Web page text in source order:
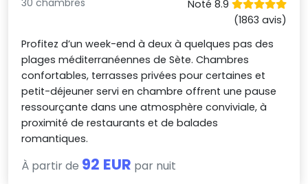
Noté 8.9
(1863 avis)
Profitez d’un week-end à deux à quelques pas des
plages méditerranéennes de Sète. Chambres
confortables, terrasses privées pour certaines et
petit-déjeuner servi en chambre offrent une pause
ressourçante dans une atmosphère conviviale, à
proximité de restaurants et de balades
romantiques.
À partir de 92 EUR par nuit